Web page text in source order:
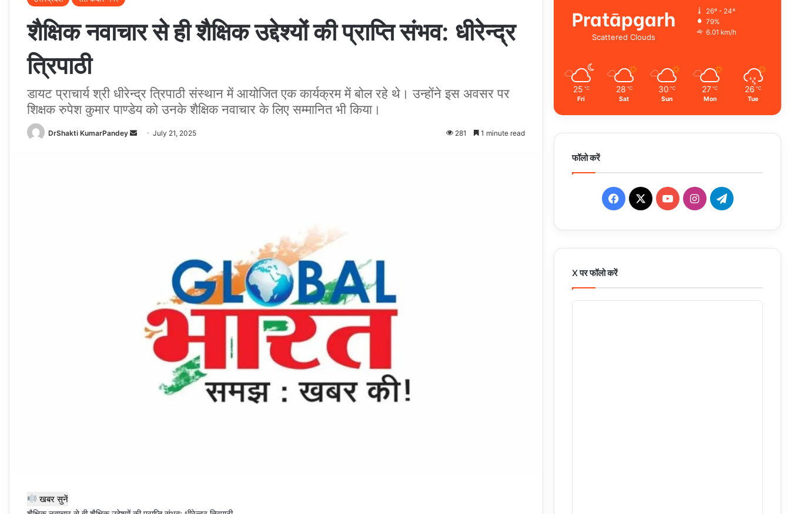
शैक्षिक नवाचार से ही शैक्षिक उद्देश्यों की प्राप्ति संभव: धीरेन्द्र
त्रिपाठी
डायट प्राचार्य श्री धीरेन्द्र त्रिपाठी संस्थान में आयोजित एक कार्यक्रम में बोल रहे थे। उन्होंने इस अवसर पर
शिक्षक रुपेश कुमार पाण्डेय को उनके शैक्षिक नवाचार के लिए सम्मानित भी किया।
DrShakti KumarPandey
Send July 21, 2025 281 1 minute read
खबर सुनें
Pratāpgarh
Scattered Clouds
26º - 24º
79%
6.01 km/h
25 ℃
Fri
28 ℃
Sat
30 ℃
Sun
27 ℃
Mon
26 ℃
Tue
फॉलो करें
Facebook
X YouTubeInstagramTelegram
X पर फॉलो करें